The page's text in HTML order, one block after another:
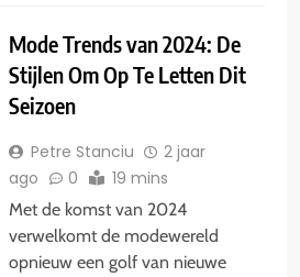
Mode Trends van 2024: De
Stijlen Om Op Te Letten Dit
Seizoen
Petre Stanciu
2 jaar
ago
0 19 mins
Met de komst van 2024
verwelkomt de modewereld
opnieuw een golf van nieuwe